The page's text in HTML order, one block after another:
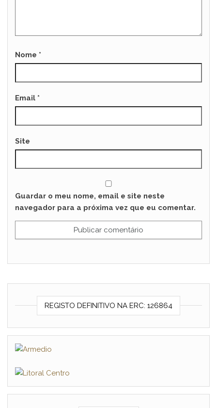
Nome *
Email *
Site
Guardar o meu nome, email e site neste
navegador para a próxima vez que eu comentar.
REGISTO DEFINITIVO NA ERC: 126864